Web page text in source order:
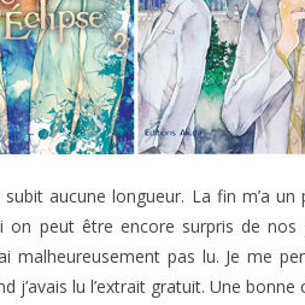
aucune longueur. La fin m’a un
on peut être encore surpris de
malheureusement pas lu. Je me
j’avais lu l’extrait gratuit. Une